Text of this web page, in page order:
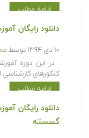
ادامه مطلب
دانلود رایگان
۱۰ دی ۱۳۹۴ توسط
در این دوره
کنکورهای
ادامه مطلب
دانلود رایگان
گسسته